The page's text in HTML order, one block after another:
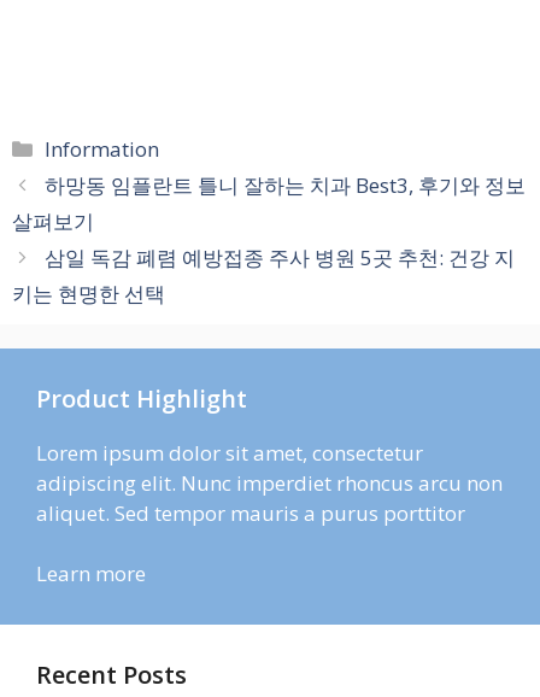
카
테
고
리
Information
하망동 임플란트 틀니 잘하는 치과 Best3, 후기와 정보
살펴보기
삼일 독감 폐렴 예방접종 주사 병원 5곳 추천: 건강 지
키는 현명한 선택
Product Highlight
Lorem ipsum dolor sit amet, consectetur
adipiscing elit. Nunc imperdiet rhoncus arcu non
aliquet. Sed tempor mauris a purus porttitor
Learn more
Recent Posts